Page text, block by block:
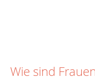
Wie sind